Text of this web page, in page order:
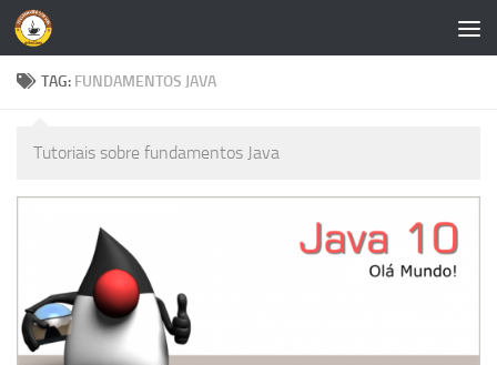
Skip to content
TAG: FUNDAMENTOS JAVA
Tutoriais sobre fundamentos Java